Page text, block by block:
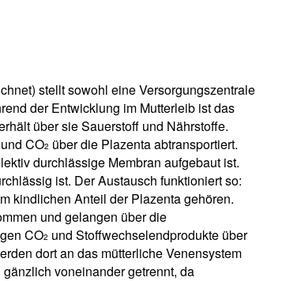
stellt sowohl eine Versorgungszentrale
der Entwicklung im Mutterleib ist das
über sie Sauerstoff und Nährstoffe.
CO2 über die Plazenta abtransportiert.
durchlässige Membran aufgebaut ist.
ist. Der Austausch funktioniert so:
kindlichen Anteil der Plazenta gehören.
und gelangen über die
CO2 und Stoffwechselendprodukte über
dort an das mütterliche Venensystem
voneinander getrennt, da